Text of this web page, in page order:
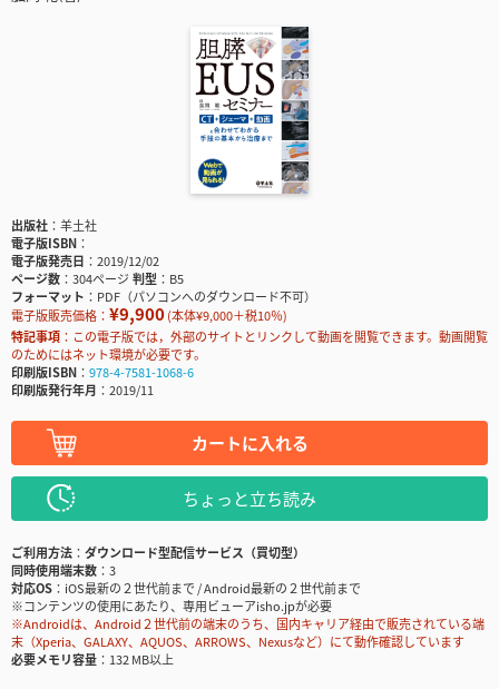
出版社
羊土社
電子版ISBN
電子版発売日
2019/12/02
ページ数
304ページ判型
B5
フォーマット
PDF（パソコンへのダウンロード不可）
電子版販売価格： ¥9,900(本体¥9,000＋税10％)
特記事項
この電子版では，外部のサイトとリンクして動画を閲覧できます。動画閲覧
のためにはネット環境が必要です。
印刷版ISBN
978-4-7581-1068-6
印刷版発行年月
2019/11
カートに入れる
ちょっと立ち読み
ご利用方法
ダウンロード型配信サービス（買切型）
同時使用端末数
3
対応OS
iOS最新の２世代前まで / Android最新の２世代前まで
※コンテンツの使用にあたり、専用ビューアisho.jpが必要
※Androidは、Android２世代前の端末のうち、国内キャリア経由で販売されている端
末（Xperia、GALAXY、AQUOS、ARROWS、Nexusなど）にて動作確認しています
必要メモリ容量
132 MB以上